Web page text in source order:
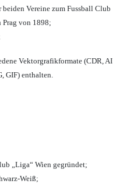
beiden Vereine zum Fussball Club
Prag von 1898;
Vektorgrafikformate (CDR, AI
GIF) enthalten.
„Liga“ Wien gegründet;
Weiß;